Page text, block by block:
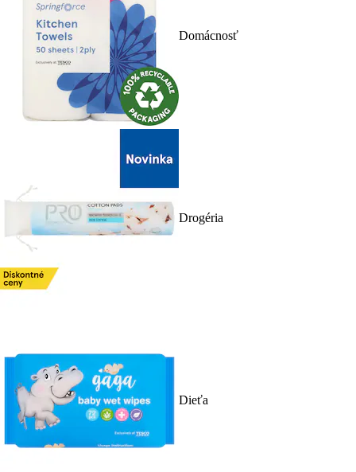
Domácnosť
Drogéria
Dieťa